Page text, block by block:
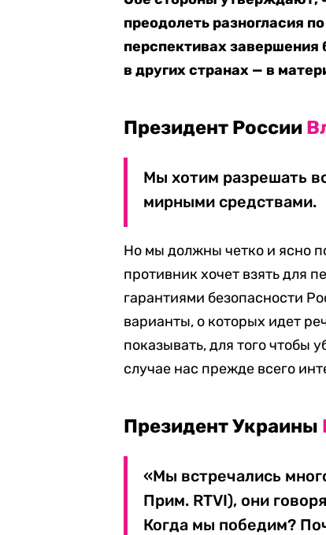
преодолеть разногласия
перспективах завершения
в других странах — в
Президент России
Мы хотим разрешать
мирными средствами.
Но мы должны четко и ясно
противник хочет взять для
гарантиями безопасности
варианты, о которых идет
показывать, для того чтобы
случае нас прежде всего
Президент Украины
«Мы встречались
Прим. RTVI), они
Когда мы победим?